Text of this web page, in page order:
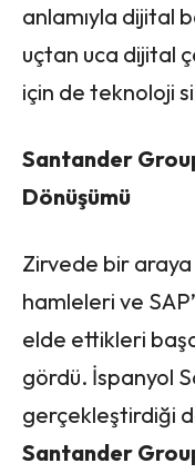
anlamıyla dijital
uçtan uca dijital
için de teknoloji
Santander
Dönüşümü
Zirvede bir
hamleleri ve
elde ettikleri
gördü. İspanyol
gerçekleştirdiği
Santander